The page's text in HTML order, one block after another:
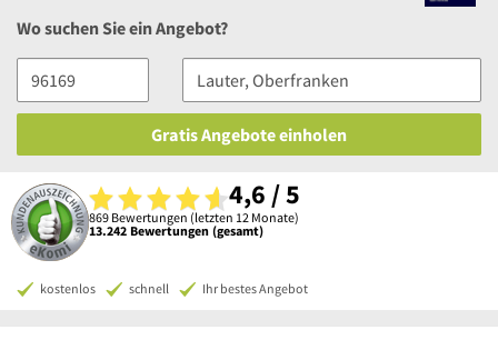
Wo suchen Sie ein Angebot?
Gratis Angebote einholen
4,6 / 5
869 Bewertungen (letzten 12 Monate)
13.242 Bewertungen (gesamt)
kostenlos schnell Ihr bestes Angebot